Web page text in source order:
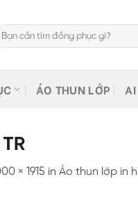
ÁO THUN LỚP
× 1915 in Áo thun lớp in